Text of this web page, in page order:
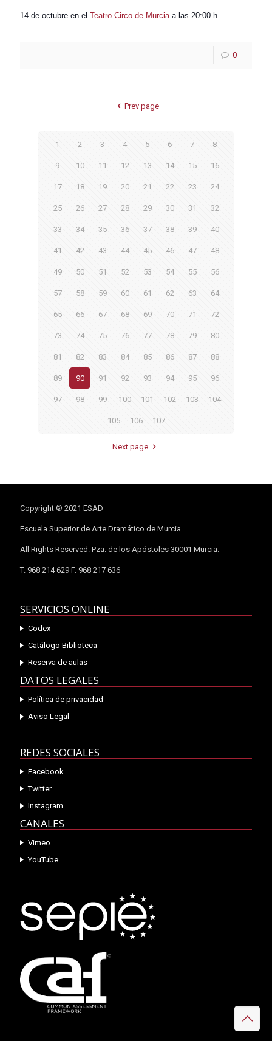
14 de octubre en el Teatro Circo de Murciaa las 20:00 h
0
Prev page
1 2 3 4 5 6 7 8
9 10 11 12 13 14 15 16
17 18 19 20 21 22 23 24
25 26 27 28 29 30 31 32
33 34 35 36 37 38 39 40
41 42 43 44 45 46 47 48
49 50 51 52 53 54 55 56
57 58 59 60 61 62 63 64
65 66 67 68 69 70 71 72
73 74 75 76 77 78 79 80
81 82 83 84 85 86 87 88
89 90 91 92 93 94 95 96
97 98 99 100 101 102 103 104
105 106 107
Next page
Copyright © 2021 ESAD
Escuela Superior de Arte Dramático de Murcia.
All Rights Reserved. Pza. de los Apóstoles 30001 Murcia.
T. 968 214 629 F. 968 217 636
SERVICIOS ONLINE
Codex
Catálogo Biblioteca
Reserva de aulas
DATOS LEGALES
Política de privacidad
Aviso Legal
REDES SOCIALES
Facebook
Twitter
Instagram
CANALES
Vimeo
YouTube